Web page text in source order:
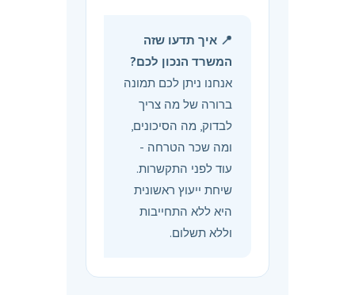
📍 איך תדעו שזה
המשרד הנכון לכם?
אנחנו ניתן לכם תמונה
ברורה של מה צריך
לבדוק, מה הסיכונים,
ומה שכר הטרחה -
עוד לפני התקשרות.
שיחת ייעוץ ראשונית
היא ללא התחייבות
וללא תשלום.